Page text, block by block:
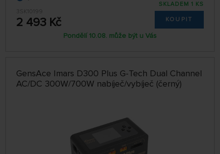
3SK10199
2 493 Kč
SKLADEM 1 KS
KOUPIT
Pondělí 10.08. může být u Vás
GensAce Imars D300 Plus G-Tech Dual Channel
AC/DC 300W/700W nabíječ/vybíječ (černý)